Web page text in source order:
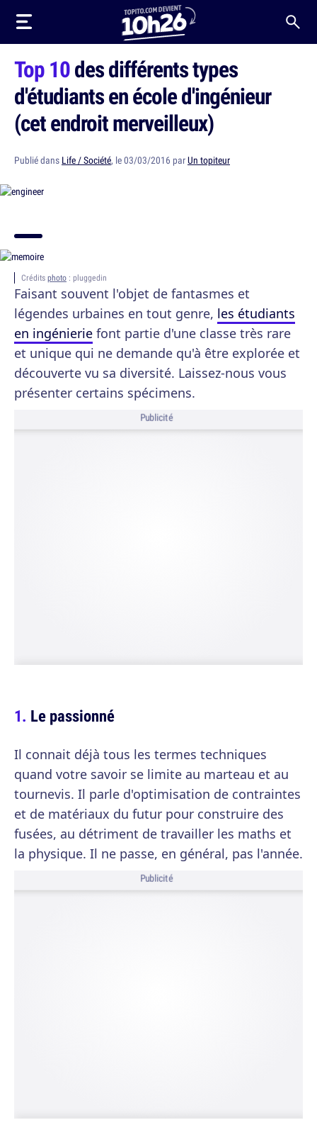
Top 10des différents types
d'étudiants en école d'ingénieur
(cet endroit merveilleux)
Publié dans Life / Société, le 03/03/2016 parUn topiteur
Crédits photo : pluggedin
Faisant souvent l'objet de fantasmes et
légendes urbaines en tout genre, les étudiants
en ingénierie font partie d'une classe très rare
et unique qui ne demande qu'à être explorée et
découverte vu sa diversité. Laissez-nous vous
présenter certains spécimens.
Publicité
Le passionné
Il connait déjà tous les termes techniques
quand votre savoir se limite au marteau et au
tournevis. Il parle d'optimisation de contraintes
et de matériaux du futur pour construire des
fusées, au détriment de travailler les maths et
la physique. Il ne passe, en général, pas l'année.
Publicité